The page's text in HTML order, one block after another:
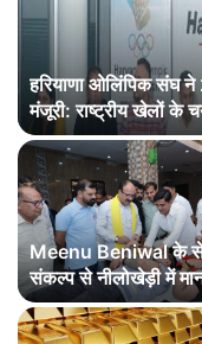
हरियाणा ओलिंपिक संघ
मंजूरी: राष्ट्रीय खेलों के
Meenu Beniwal के
संकल्प से नीलोखेड़ी में
को मिली नई सांस: 101
रक्तदाताओं ने दिया